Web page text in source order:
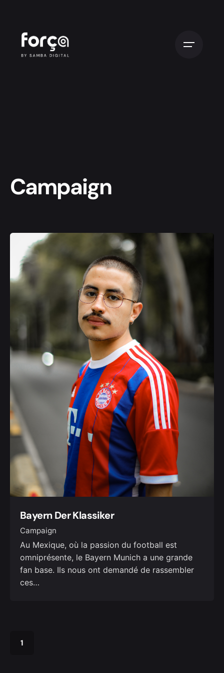
Campaign
Bayern Der Klassiker
Campaign
Au Mexique, où la passion du football est
omniprésente, le Bayern Munich a une grande
fan base. Ils nous ont demandé de rassembler
ces…
1